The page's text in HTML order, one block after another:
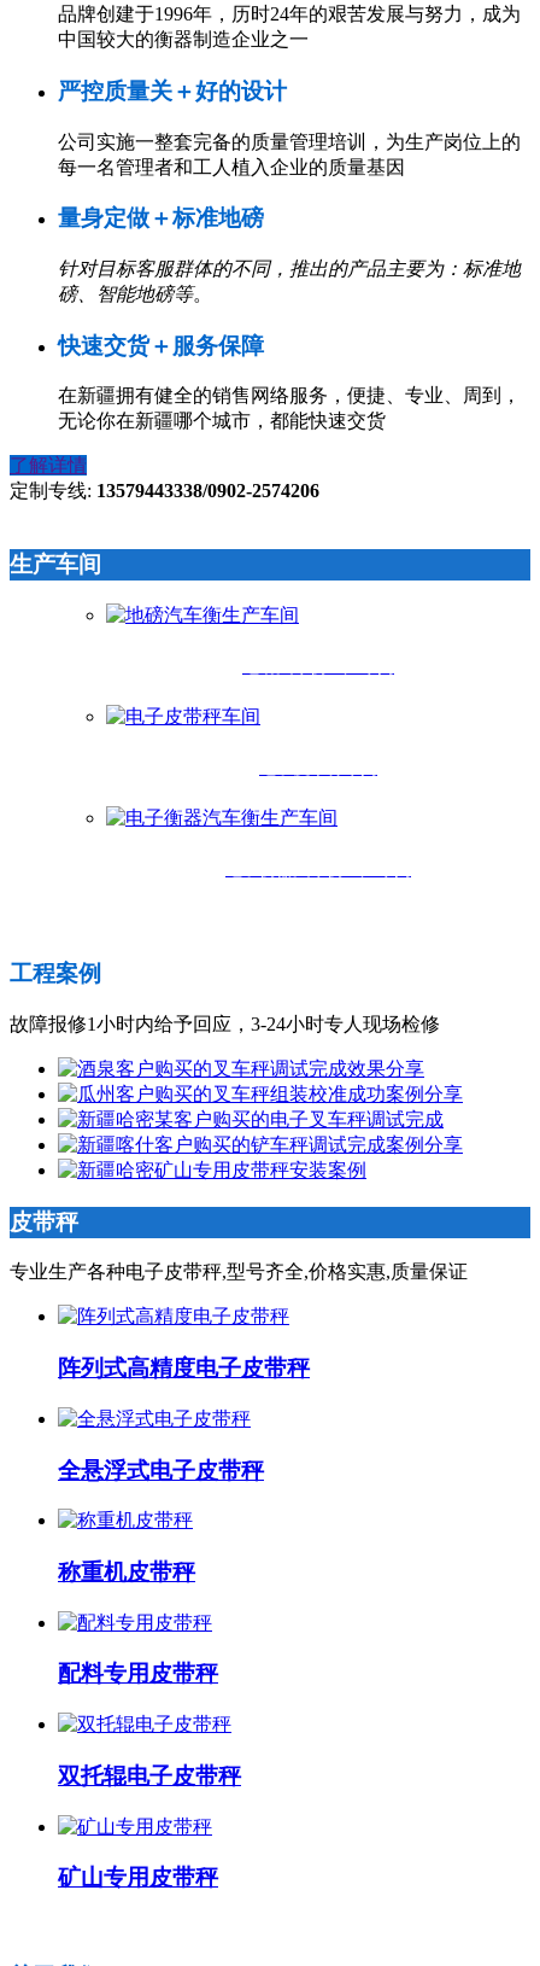
品牌创建于1996年，历时24年的艰苦发展与努力，成为
中国较大的衡器制造企业之一
严控质量关＋好的设计
公司实施一整套完备的质量管理培训，为生产岗位上的
每一名管理者和工人植入企业的质量基因
量身定做＋标准地磅
针对目标客服群体的不同，推出的产品主要为：标准地
磅、智能地磅等。
快速交货＋服务保障
在新疆拥有健全的销售网络服务，便捷、专业、周到，
无论你在新疆哪个城市，都能快速交货
了解详情
定制专线: 13579443338/0902-2574206
生产车间
工程案例
故障报修1小时内给予回应，3-24小时专人现场检修
皮带秤
专业生产各种电子皮带秤,型号齐全,价格实惠,质量保证
阵列式高精度电子皮带秤
全悬浮式电子皮带秤
称重机皮带秤
配料专用皮带秤
双托辊电子皮带秤
矿山专用皮带秤